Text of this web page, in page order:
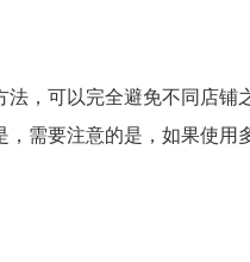
，可以完全避免不同店
需要注意的是，如果使